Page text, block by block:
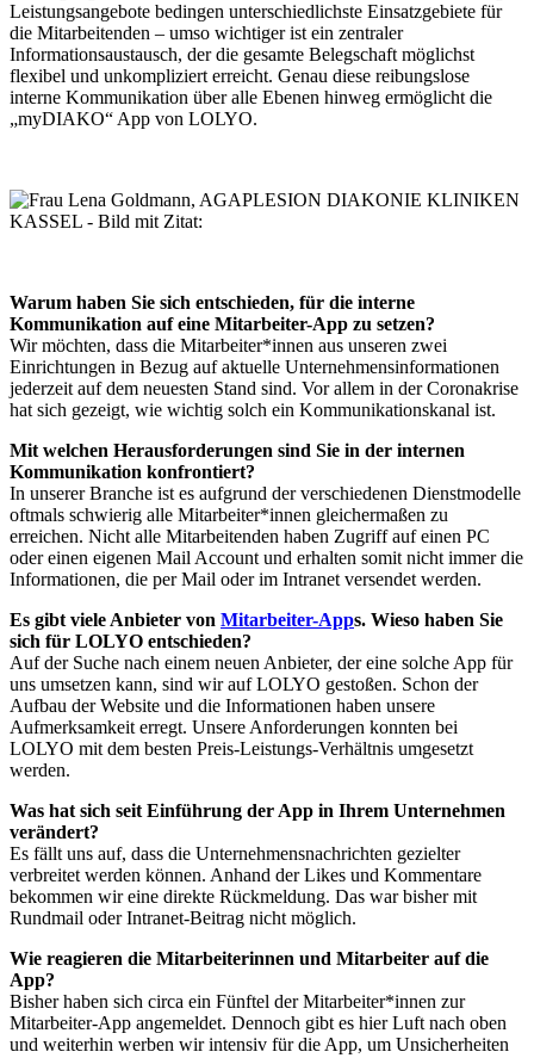
Leistungsangebote bedingen unterschiedlichste Einsatzgebiete für
die Mitarbeitenden – umso wichtiger ist ein zentraler
Informationsaustausch, der die gesamte Belegschaft möglichst
flexibel und unkompliziert erreicht. Genau diese reibungslose
interne Kommunikation über alle Ebenen hinweg ermöglicht die
„myDIAKO“ App von LOLYO.
Warum haben Sie sich entschieden, für die interne
Kommunikation auf eine Mitarbeiter-App zu setzen?
Wir möchten, dass die Mitarbeiter*innen aus unseren zwei
Einrichtungen in Bezug auf aktuelle Unternehmensinformationen
jederzeit auf dem neuesten Stand sind. Vor allem in der Coronakrise
hat sich gezeigt, wie wichtig solch ein Kommunikationskanal ist.
Mit welchen Herausforderungen sind Sie in der internen
Kommunikation konfrontiert?
In unserer Branche ist es aufgrund der verschiedenen Dienstmodelle
oftmals schwierig alle Mitarbeiter*innen gleichermaßen zu
erreichen. Nicht alle Mitarbeitenden haben Zugriff auf einen PC
oder einen eigenen Mail Account und erhalten somit nicht immer die
Informationen, die per Mail oder im Intranet versendet werden.
Es gibt viele Anbieter von Mitarbeiter-Apps. Wieso haben Sie
sich für LOLYO entschieden?
Auf der Suche nach einem neuen Anbieter, der eine solche App für
uns umsetzen kann, sind wir auf LOLYO gestoßen. Schon der
Aufbau der Website und die Informationen haben unsere
Aufmerksamkeit erregt. Unsere Anforderungen konnten bei
LOLYO mit dem besten Preis-Leistungs-Verhältnis umgesetzt
werden.
Was hat sich seit Einführung der App in Ihrem Unternehmen
verändert?
Es fällt uns auf, dass die Unternehmensnachrichten gezielter
verbreitet werden können. Anhand der Likes und Kommentare
bekommen wir eine direkte Rückmeldung. Das war bisher mit
Rundmail oder Intranet-Beitrag nicht möglich.
Wie reagieren die Mitarbeiterinnen und Mitarbeiter auf die
App?
Bisher haben sich circa ein Fünftel der Mitarbeiter*innen zur
Mitarbeiter-App angemeldet. Dennoch gibt es hier Luft nach oben
und weiterhin werben wir intensiv für die App, um Unsicherheiten